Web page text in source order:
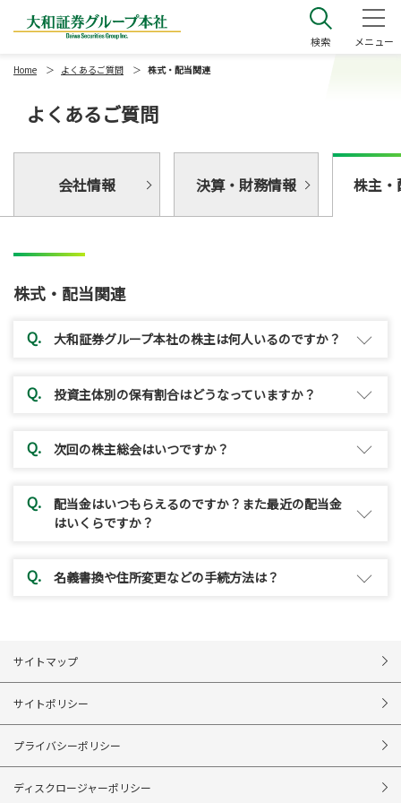
検索 メニュー
よくあるご質問
会社情報 決算・財務情報 株主
株式・配当関連
大和証券グループ本社の株主は何人いるのですか？
投資主体別の保有割合はどうなっていますか？
次回の株主総会はいつですか？
配当金はいつもらえるのですか？また最近の配当金
はいくらですか？
名義書換や住所変更などの手続方法は？
Home よくあるご質問 株式・配当関連
サイトマップ
サイトポリシー
プライバシーポリシー
ディスクロージャーポリシー